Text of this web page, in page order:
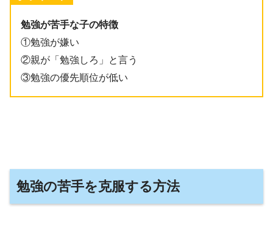
勉強が苦手な子の特徴
①勉強が嫌い
②親が「勉強しろ」と言う
③勉強の優先順位が低い
勉強の苦手を克服する方法